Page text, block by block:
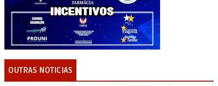
OUTRAS NOTICIAS